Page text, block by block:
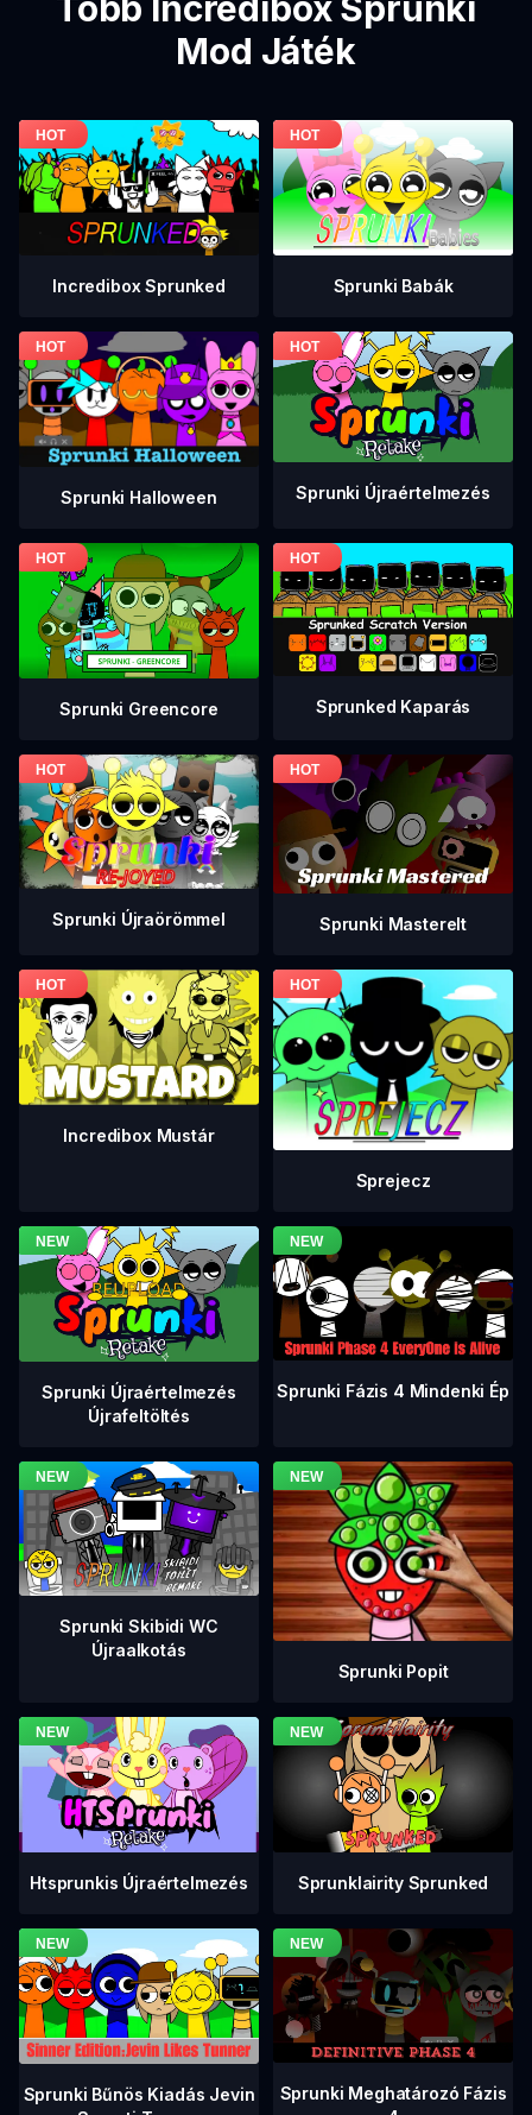
Mod Játék
Incredibox Sprunked Sprunki Babák
Sprunki Halloween Sprunki Újraértelmezés
Sprunki Greencore Sprunked Kaparás
Sprunki Újraörömmel Sprunki Masterelt
Incredibox Mustár
Sprejecz
Sprunki Újraértelmezés
Újrafeltöltés
Sprunki Fázis 4 Mindenki Ép
Sprunki Skibidi WC
Újraalkotás
Sprunki Popit
Htsprunkis Újraértelmezés Sprunklairity Sprunked
Sprunki Bűnös Kiadás Jevin
Sprunki Meghatározó Fázis